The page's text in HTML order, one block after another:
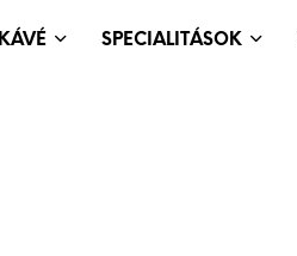
KÁVÉ SPECIALITÁSOK